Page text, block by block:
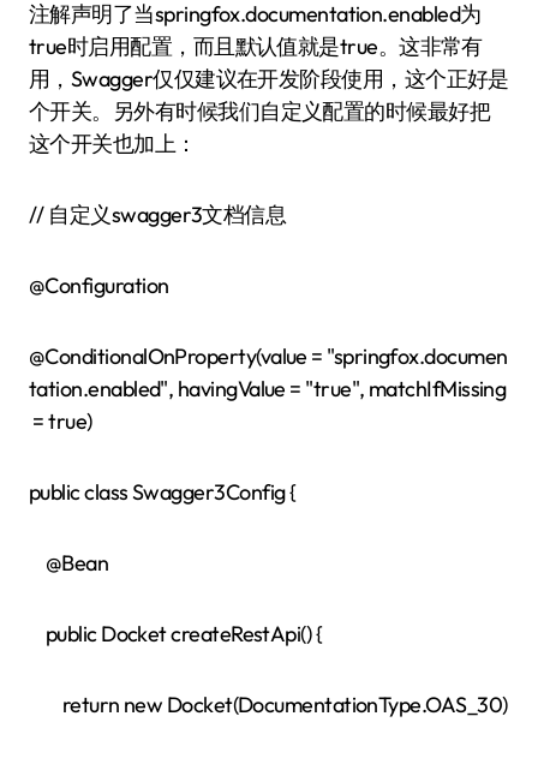
注解声明了当springfox.documentation.enabled为
true时启用配置，而且默认值就是true。这非常有
用，Swagger仅仅建议在开发阶段使用，这个正好是
个开关。另外有时候我们自定义配置的时候最好把
这个开关也加上：
// 自定义swagger3文档信息
@Configuration
@ConditionalOnProperty(value = "springfox.documen
tation.enabled", havingValue = "true", matchIfMissing
= true)
public class Swagger3Config {
@Bean
public Docket createRestApi() {
return new Docket(DocumentationType.OAS_30)